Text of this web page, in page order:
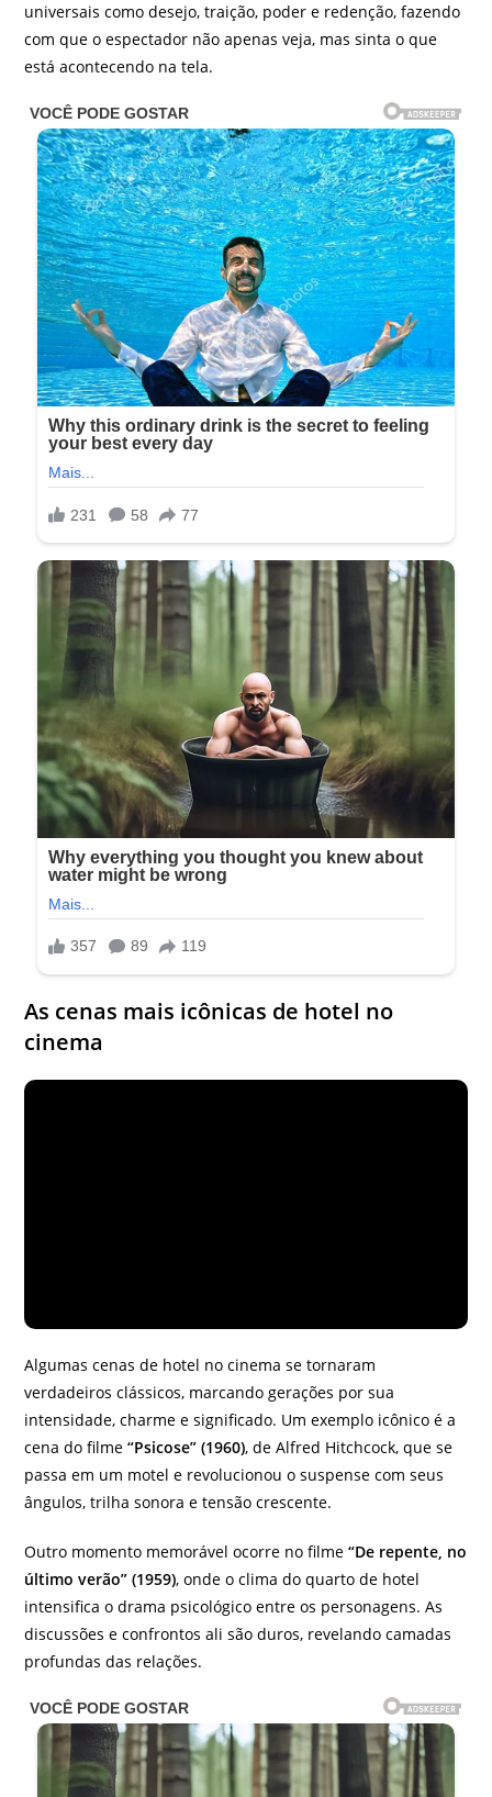
universais como desejo, traição, poder e redenção, fazendo
com que o espectador não apenas veja, mas sinta o que
está acontecendo na tela.
As cenas mais icônicas de hotel no
cinema
Algumas cenas de hotel no cinema se tornaram
verdadeiros clássicos, marcando gerações por sua
intensidade, charme e significado. Um exemplo icônico é a
cena do filme“Psicose” (1960), de Alfred Hitchcock, que se
passa em um motel e revolucionou o suspense com seus
ângulos, trilha sonora e tensão crescente.
Outro momento memorável ocorre no filme“De repente, no
último verão” (1959), onde o clima do quarto de hotel
intensifica o drama psicológico entre os personagens. As
discussões e confrontos ali são duros, revelando camadas
profundas das relações.